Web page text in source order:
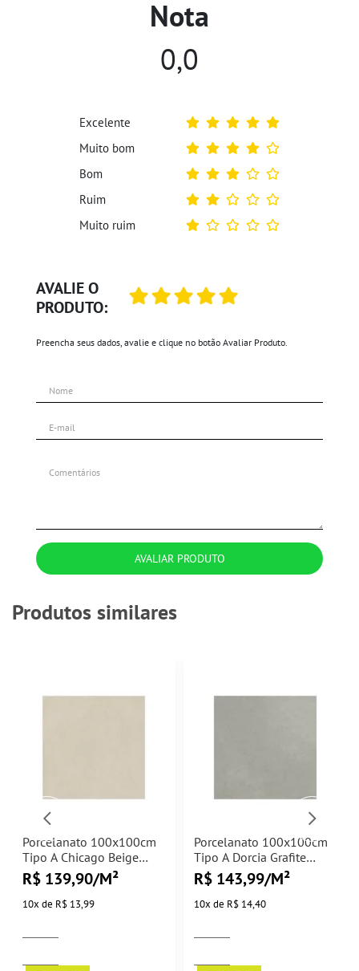
AVALIE O
PRODUTO:
Preencha seus dados, avalie e clique no botão Avaliar Produto.
AVALIAR PRODUTO
Nota
0,0
Excelente
Muito bom
Bom
Ruim
Muito ruim
Produtos similares
Porcelanato 100x100cm
Tipo A Chicago Beige
Externo Biancogres -
3,00m²
R$ 139,90/M²
10x de R$ 13,99
Porcelanato 100x100cm
Tipo A Dorcia Grafite
Externo Biancogres -
3,00m²
R$ 143,99/M²
10x de R$ 14,40